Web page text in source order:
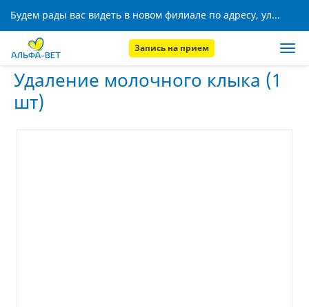
Будем рады вас видеть в новом филиале по адресу, ул. Кижеватова, 8!
Запись на прием
Главная Удаление молочного клыка (1 шт)
Удаление молочного клыка (1
шт)